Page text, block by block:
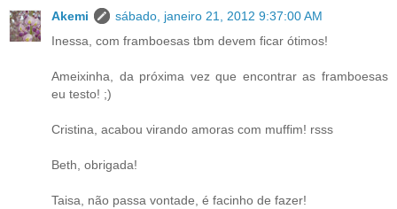
Akemi
sábado, janeiro 21, 2012 9:37:00 AM
Inessa, com framboesas tbm devem ficar ótimos!
Ameixinha, da próxima vez que encontrar as framboesas
eu testo! ;)
Cristina, acabou virando amoras com muffim! rsss
Beth, obrigada!
Taisa, não passa vontade, é facinho de fazer!